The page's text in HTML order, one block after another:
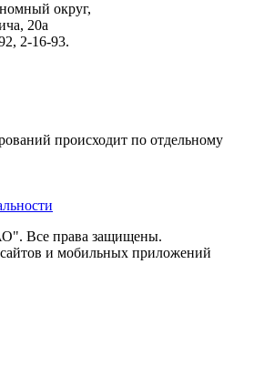
округ,
20а
2-16-93.
происходит по отдельному
Все права защищены.
сайтов и мобильных приложений